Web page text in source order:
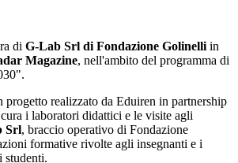
di G-Lab Srl di Fondazione Golinelli in
Magazine, nell'ambito del programma di
progetto realizzato da Eduiren in partnership
i laboratori didattici e le visite agli
Srl, braccio operativo di Fondazione
formative rivolte agli insegnanti e i
studenti.